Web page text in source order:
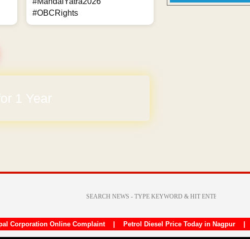
#OBCRights
1 Year
Corporation Online Complaint| Petrol Diesel Price Today in Nagpur|